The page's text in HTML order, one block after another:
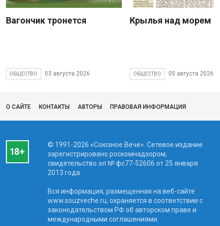
Вагончик тронется
ОБЩЕСТВО 03 августа 2026
Крылья над морем
ОБЩЕСТВО 05 августа 2026
О САЙТЕ КОНТАКТЫ АВТОРЫ ПРАВОВАЯ ИНФОРМАЦИЯ
© 1991-2026 «Союзное Вече». Сетевое издание
зарегистрировано роскомнадзором,
свидетельство эл № фc77-52606 от 25 января
2013 года.
Вся информация, размещенная на веб-сайте
www.souzveche.ru, охраняется в соответствии с
законодательством РФ об авторском праве и
международными соглашениями.